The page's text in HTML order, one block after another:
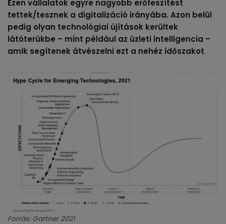
Ezen vállalatok egyre nagyobb erőfeszítést
tettek/tesznek a digitalizáció irányába. Azon belül
pedig olyan technológiai újítások kerültek
látóterükbe – mint például az üzleti intelligencia –
amik segítenek átvészelni ezt a nehéz időszakot.
Forrás: Gartner 2021